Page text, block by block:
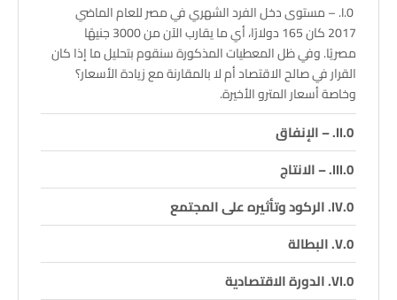
– مستوى دخل الفرد الشهري في مصر للعام الماضي
2017 كان 165 دولارًا، أي ما يقارب الآن من 3000 جنيهًا
مصريًا. وفي ظل المعطيات المذكورة سنقوم بتحليل ما إذا كان
القرار في صالح الاقتصاد أم لا بالمقارنة مع زيادة الأسعار؟
وخاصة أسعار المترو الأخيرة.
– الإنفاق
– الانتاج
الركود وتأثيره على المجتمع
البطالة
الدورة الاقتصادية